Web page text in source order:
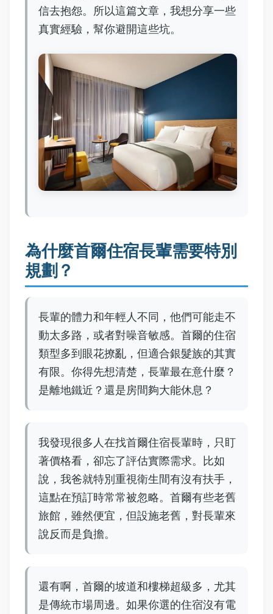
信去抱怨。所以這篇文章，我想分享一些
真實經驗，幫你避開這些坑。
為什麼首爾住宿長輩需要特別
規劃？
長輩的體力和年輕人不同，他們可能走不
動太多路，或者對噪音敏感。首爾的住宿
類型多到眼花撩亂，但適合銀髮族的其實
有限。你得先想清楚，長輩最在意什麼？
是離地鐵近？還是房間夠大能休息？
我發現很多人在找首爾住宿長輩時，只盯
著價格看，卻忘了評估實際需求。比如
說，我爸就特別重視衛生間有沒有扶手，
這點在預訂時常常被忽略。首爾有些老舊
旅館，雖然便宜，但設施老舊，對長輩來
說反而是負擔。
還有啊，首爾的坡道和樓梯超級多，尤其
是傳統市場周邊。如果你選的住宿沒有電